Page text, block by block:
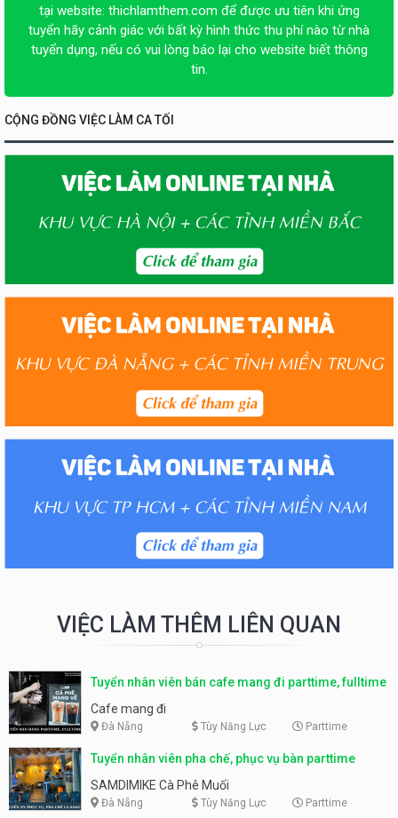
tại website: thichlamthem.com để được ưu tiên khi ứng
tuyển hãy cảnh giác với bất kỳ hình thức thu phí nào từ nhà
tuyển dụng, nếu có vui lòng báo lại cho website biết thông
tin.
CỘNG ĐỒNG VIỆC LÀM CA TỐI
VIỆC LÀM THÊM LIÊN QUAN
Tuyển nhân viên bán cafe mang đi parttime, fulltime
Cafe mang đi
Đà Nẵng Tùy Năng Lực Parttime
Tuyển nhân viên pha chế, phục vụ bàn parttime
SAMDIMIKE Cà Phê Muối
Đà Nẵng Tùy Năng Lực Parttime